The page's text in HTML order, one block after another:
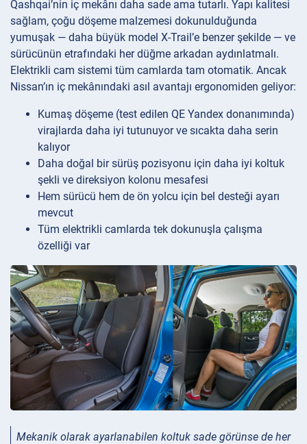
Qashqai’nin iç mekânı daha sade ama tutarlı. Yapı kalitesi
sağlam, çoğu döşeme malzemesi dokunulduğunda
yumuşak — daha büyük model X-Trail’e benzer şekilde — ve
sürücünün etrafındaki her düğme arkadan aydınlatmalı.
Elektrikli cam sistemi tüm camlarda tam otomatik. Ancak
Nissan’ın iç mekânındaki asıl avantajı ergonomiden geliyor:
Kumaş döşeme (test edilen QE Yandex donanımında)
virajlarda daha iyi tutunuyor ve sıcakta daha serin
kalıyor
Daha doğal bir sürüş pozisyonu için daha iyi koltuk
şekli ve direksiyon kolonu mesafesi
Hem sürücü hem de ön yolcu için bel desteği ayarı
mevcut
Tüm elektrikli camlarda tek dokunuşla çalışma
özelliği var
Mekanik olarak ayarlanabilen koltuk sade görünse de her